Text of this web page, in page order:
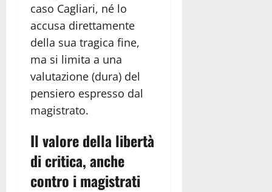
caso Cagliari, né lo
accusa direttamente
della sua tragica fine,
ma si limita a una
valutazione (dura) del
pensiero espresso dal
magistrato.
Il valore della libertà
di critica, anche
contro i magistrati